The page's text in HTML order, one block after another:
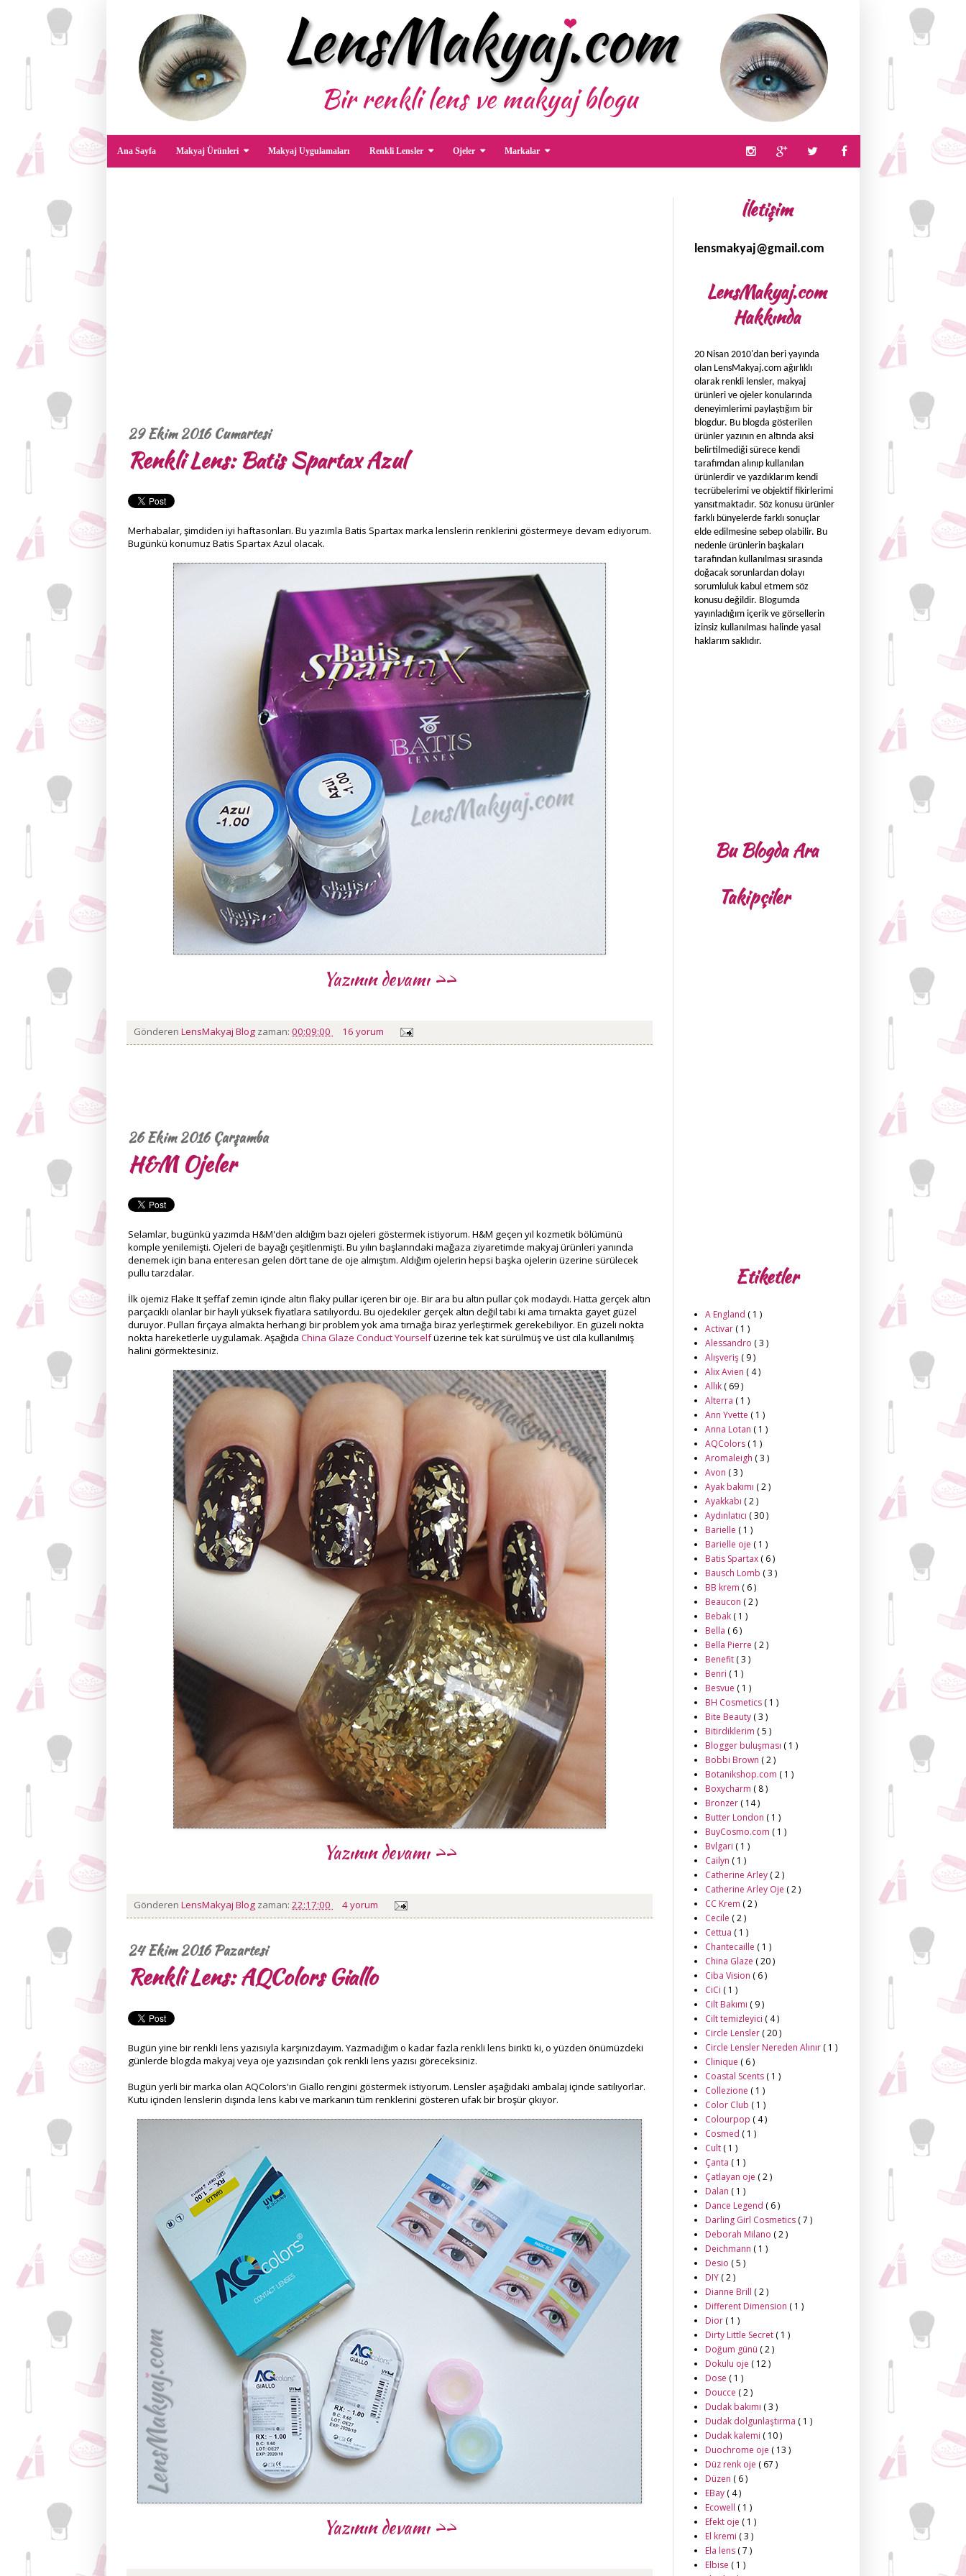
Ana Sayfa Makyaj Ürünleri Makyaj Uygulamaları Renkli Lensler Ojeler Markalar
29 Ekim 2016 Cumartesi
Renkli Lens: Batis Spartax Azul
Merhabalar, şimdiden iyi haftasonları. Bu yazımla Batis Spartax marka lenslerin renklerini göstermeye devam ediyorum.
Bugünkü konumuz Batis Spartax Azul olacak.
Yazının devamı >>
Gönderen LensMakyaj Blog zaman: 00:09:00 16 yorum
26 Ekim 2016 Çarşamba
H&M Ojeler
Selamlar, bugünkü yazımda H&M'den aldığım bazı ojeleri göstermek istiyorum. H&M geçen yıl kozmetik bölümünü
komple yenilemişti. Ojeleri de bayağı çeşitlenmişti. Bu yılın başlarındaki mağaza ziyaretimde makyaj ürünleri yanında
denemek için bana enteresan gelen dört tane de oje almıştım. Aldığım ojelerin hepsi başka ojelerin üzerine sürülecek
pullu tarzdalar.
İlk ojemiz Flake It şeffaf zemin içinde altın flaky pullar içeren bir oje. Bir ara bu altın pullar çok modaydı. Hatta gerçek altın
parçacıklı olanlar bir hayli yüksek fiyatlara satılıyordu. Bu ojedekiler gerçek altın değil tabi ki ama tırnakta gayet güzel
duruyor. Pulları fırçaya almakta herhangi bir problem yok ama tırnağa biraz yerleştirmek gerekebiliyor. En güzeli nokta
nokta hareketlerle uygulamak. Aşağıda China Glaze Conduct Yourselfüzerine tek kat sürülmüş ve üst cila kullanılmış
halini görmektesiniz.
Yazının devamı >>
Gönderen LensMakyaj Blog zaman: 22:17:00 4 yorum
24 Ekim 2016 Pazartesi
Renkli Lens: AQColors Giallo
Bugün yine bir renkli lens yazısıyla karşınızdayım. Yazmadığım o kadar fazla renkli lens birikti ki, o yüzden önümüzdeki
günlerde blogda makyaj veya oje yazısından çok renkli lens yazısı göreceksiniz.
Bugün yerli bir marka olan AQColors'ın Giallo rengini göstermek istiyorum. Lensler aşağıdaki ambalaj içinde satılıyorlar.
Kutu içinden lenslerin dışında lens kabı ve markanın tüm renklerini gösteren ufak bir broşür çıkıyor.
Yazının devamı >>
İletişim
lensmakyaj@gmail.com
LensMakyaj.com
Hakkında
20 Nisan 2010'dan beri yayında
olan LensMakyaj.com ağırlıklı
olarak renkli lensler, makyaj
ürünleri ve ojeler konularında
deneyimlerimi paylaştığım bir
blogdur. Bu blogda gösterilen
ürünler yazının en altında aksi
belirtilmediği sürece kendi
tarafımdan alınıp kullanılan
ürünlerdir ve yazdıklarım kendi
tecrübelerimi ve objektif fikirlerimi
yansıtmaktadır. Söz konusu ürünler
farklı bünyelerde farklı sonuçlar
elde edilmesine sebep olabilir. Bu
nedenle ürünlerin başkaları
tarafından kullanılması sırasında
doğacak sorunlardan dolayı
sorumluluk kabul etmem söz
konusu değildir. Blogumda
yayınladığım içerik ve görsellerin
izinsiz kullanılması halinde yasal
haklarım saklıdır.
Bu Blogda Ara
Takipçiler
Etiketler
A England ( 1 )
Activar ( 1 )
Alessandro ( 3 )
Alışveriş ( 9 )
Alix Avien ( 4 )
Allık ( 69 )
Alterra ( 1 )
Ann Yvette ( 1 )
Anna Lotan ( 1 )
AQColors ( 1 )
Aromaleigh ( 3 )
Avon ( 3 )
Ayak bakımı ( 2 )
Ayakkabı ( 2 )
Aydınlatıcı ( 30 )
Barielle ( 1 )
Barielle oje ( 1 )
Batis Spartax ( 6 )
Bausch Lomb ( 3 )
BB krem ( 6 )
Beaucon ( 2 )
Bebak ( 1 )
Bella ( 6 )
Bella Pierre ( 2 )
Benefit ( 3 )
Benri ( 1 )
Besvue ( 1 )
BH Cosmetics ( 1 )
Bite Beauty ( 3 )
Bitirdiklerim ( 5 )
Blogger buluşması ( 1 )
Bobbi Brown ( 2 )
Botanikshop.com ( 1 )
Boxycharm ( 8 )
Bronzer ( 14 )
Butter London ( 1 )
BuyCosmo.com ( 1 )
Bvlgari ( 1 )
Cailyn ( 1 )
Catherine Arley ( 2 )
Catherine Arley Oje ( 2 )
CC Krem ( 2 )
Cecile ( 2 )
Cettua ( 1 )
Chantecaille ( 1 )
China Glaze ( 20 )
Ciba Vision ( 6 )
CiCi ( 1 )
Cilt Bakımı ( 9 )
Cilt temizleyici ( 4 )
Circle Lensler ( 20 )
Circle Lensler Nereden Alınır ( 1 )
Clinique ( 6 )
Coastal Scents ( 1 )
Collezione ( 1 )
Color Club ( 1 )
Colourpop ( 4 )
Cosmed ( 1 )
Cult ( 1 )
Çanta ( 1 )
Çatlayan oje ( 2 )
Dalan ( 1 )
Dance Legend ( 6 )
Darling Girl Cosmetics ( 7 )
Deborah Milano ( 2 )
Deichmann ( 1 )
Desio ( 5 )
DIY ( 2 )
Dianne Brill ( 2 )
Different Dimension ( 1 )
Dior ( 1 )
Dirty Little Secret ( 1 )
Doğum günü ( 2 )
Dokulu oje ( 12 )
Dose ( 1 )
Doucce ( 2 )
Dudak bakımı ( 3 )
Dudak dolgunlaştırma ( 1 )
Dudak kalemi ( 10 )
Duochrome oje ( 13 )
Düz renk oje ( 67 )
Düzen ( 6 )
EBay ( 4 )
Ecowell ( 1 )
Efekt oje ( 1 )
El kremi ( 3 )
Ela lens ( 7 )
Elbise ( 1 )